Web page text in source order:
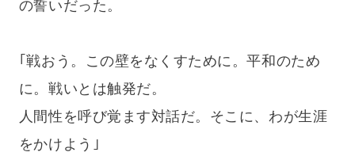
の誓いだった。
｢戦おう。この壁をなくすために。平和のため
に。戦いとは触発だ。
人間性を呼び覚ます対話だ。そこに、わが生涯
をかけよう｣